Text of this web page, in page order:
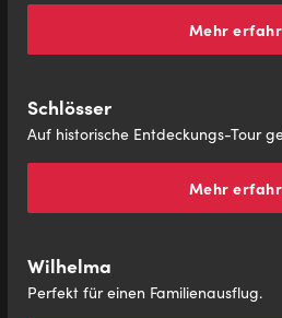
Mehr
Schlösser
Auf historische Entdeckungs-Tour
Mehr
Wilhelma
Perfekt für einen Familienausflug.